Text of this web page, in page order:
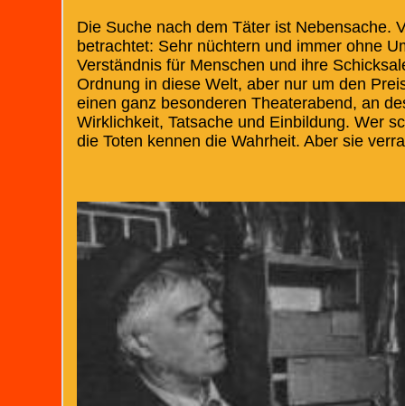
Die Suche nach dem Täter ist Nebensache.
betrachtet: Sehr nüchtern und immer ohne
Verständnis für Menschen und ihre
Ordnung in diese Welt, aber nur um den
einen ganz besonderen Theaterabend, an
Wirklichkeit, Tatsache und Einbildung. Wer
die Toten kennen die Wahrheit. Aber sie